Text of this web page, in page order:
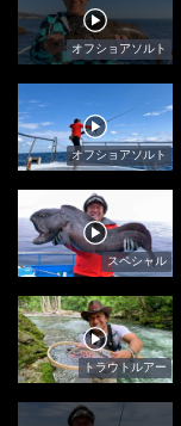
オフショアソルト
オフショアソルト
スペシャル
トラウトルアー